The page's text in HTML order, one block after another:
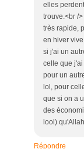
elles
trouve.<br /
très rapide,
en hiver
si j'ai un
celle que j'ai
pour un
lol, pour
que si on a
des
lool)
Répondre